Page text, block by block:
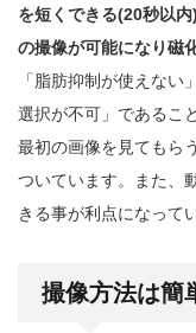
を短くできる(20秒以内)
の撮像が可能になり磁
「脂肪抑制が使えな
選択が不可」であるこ
最初の画像を見てもら
ついています。また、
きる事が利点になって
撮像方法は簡